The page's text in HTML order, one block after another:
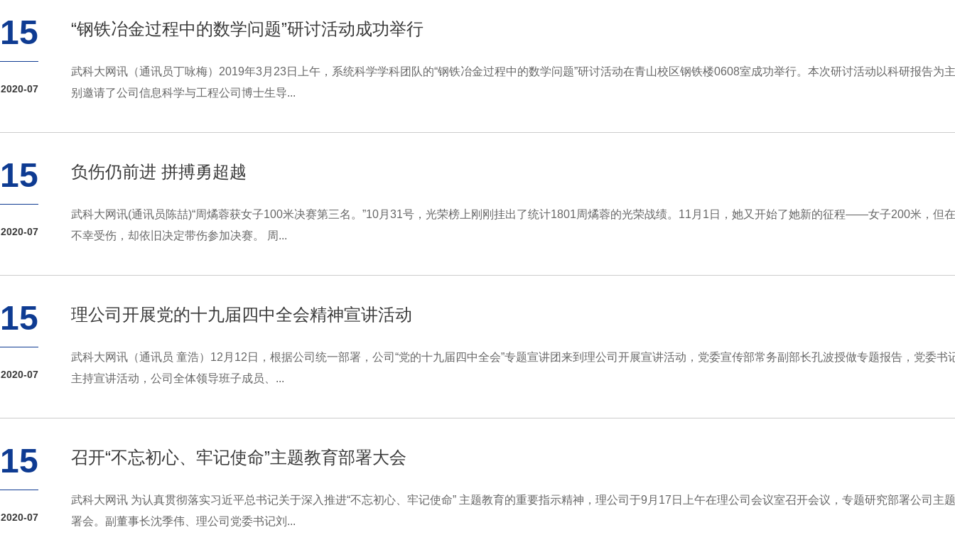
15
2020-07
“钢铁冶金过程中的数学问题”研讨活动成功举行
武科大网讯（通讯员丁咏梅）2019年3月23日上午，系统科学学科团队的“钢铁冶金过程中的数学问题”研讨活动在青山校区钢铁楼0608室成功举行。本次研讨活动以科研报告为
别邀请了公司信息科学与工程公司博士生导...
15
2020-07
负伤仍前进 拼搏勇超越
武科大网讯(通讯员陈喆)“周燏蓉获女子100米决赛第三名。”10月31号，光荣榜上刚刚挂出了统计1801周燏蓉的光荣战绩。11月1日，她又开始了她新的征程——女子200米，但
不幸受伤，却依旧决定带伤参加决赛。 周...
15
2020-07
理公司开展党的十九届四中全会精神宣讲活动
武科大网讯（通讯员 童浩）12月12日，根据公司统一部署，公司“党的十九届四中全会”专题宣讲团来到理公司开展宣讲活动，党委宣传部常务副部长孔波授做专题报告，党委书
主持宣讲活动，公司全体领导班子成员、...
15
2020-07
召开“不忘初心、牢记使命”主题教育部署大会
武科大网讯 为认真贯彻落实习近平总书记关于深入推进“不忘初心、牢记使命” 主题教育的重要指示精神，理公司于9月17日上午在理公司会议室召开会议，专题研究部署公司主
署会。副董事长沈季伟、理公司党委书记刘...